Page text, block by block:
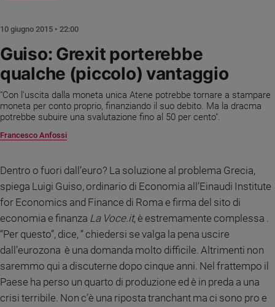
Fede
e
spiritualità
Santi
Devozione
e
giorno
Santo
del
Società
e
Ambiente
e
Guiso: Grexit porterebbe
qualche (piccolo) vantaggio
"Con l'uscita dalla moneta unica Atene potrebbe tornare a stampare
moneta per conto proprio, finanziando il suo debito. Ma la dracma
potrebbe subuire una svalutazione fino al 50 per cento".
Francesco Anfossi
10 giugno 2015 • 22:00
Dentro o fuori dall’euro? La soluzione al problema Grecia,
spiega Luigi Guiso, ordinario di Economia all’Einaudi Institute
for Economics and Finance di Roma e firma del sito di
economia e finanza La Voce.it, è estremamente complessa .
“Per questo”, dice, “ chiedersi se valga la pena uscire
dall’eurozona è una domanda molto difficile. Altrimenti non
saremmo qui a discuterne dopo cinque anni. Nel frattempo il
Paese ha perso un quarto di produzione ed è in preda a una
crisi terribile. Non c’è una riposta tranchant ma ci sono pro e